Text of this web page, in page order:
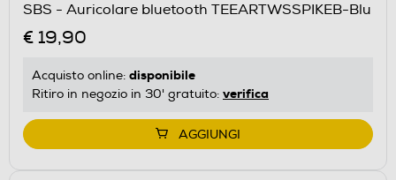
SBS - Auricolare bluetooth TEEARTWSSPIKEB-Blu
€ 19,90
Acquisto online: disponibile
Ritiro in negozio in 30' gratuito: verifica
AGGIUNGI